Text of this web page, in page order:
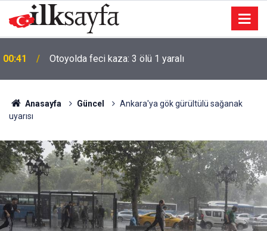
00:41 Otoyolda feci kaza: 3 ölü 1 yaralı
Anasayfa Güncel
Ankara'ya gök gürültülü sağanak
uyarısı